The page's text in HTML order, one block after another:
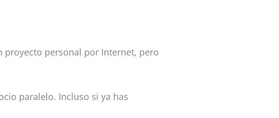
proyecto personal por Internet, pero
paralelo. Incluso si ya has